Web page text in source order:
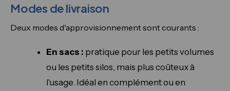
Modes de livraison
Deux modes d'approvisionnement sont courants :
En sacs : pratique pour les petits volumes
ou les petits silos, mais plus coûteux à
l'usage. Idéal en complément ou en